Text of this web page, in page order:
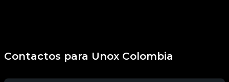
Contactos para Unox Colombia